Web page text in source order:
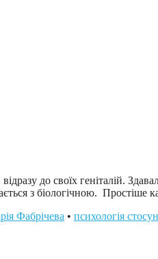
до своїх геніталій.
з біологічною. Простіше
Фабрічева • психологія